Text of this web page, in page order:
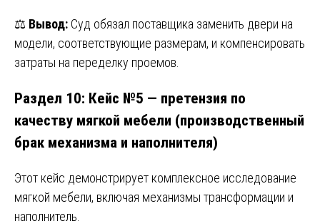
⚖️ Вывод: Суд обязал поставщика заменить двери на
модели, соответствующие размерам, и компенсировать
затраты на переделку проемов.
Раздел 10: Кейс №5 — претензия по
качеству мягкой мебели (производственный
брак механизма и наполнителя)
Этот кейс демонстрирует комплексное исследование
мягкой мебели, включая механизмы трансформации и
наполнитель.